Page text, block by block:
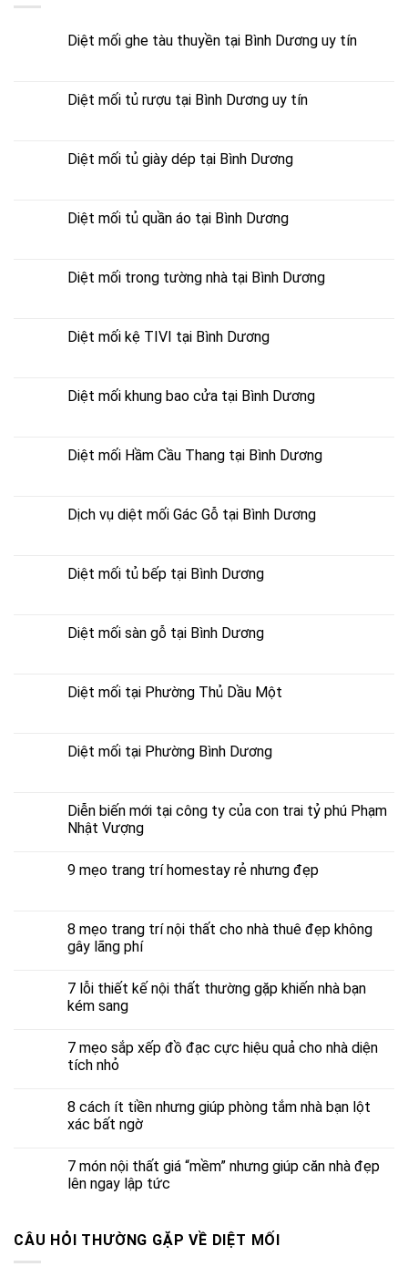
Diệt mối ghe tàu thuyền tại Bình Dương uy tín
Diệt mối tủ rượu tại Bình Dương uy tín
Diệt mối tủ giày dép tại Bình Dương
Diệt mối tủ quần áo tại Bình Dương
Diệt mối trong tường nhà tại Bình Dương
Diệt mối kệ TIVI tại Bình Dương
Diệt mối khung bao cửa tại Bình Dương
Diệt mối Hầm Cầu Thang tại Bình Dương
Dịch vụ diệt mối Gác Gỗ tại Bình Dương
Diệt mối tủ bếp tại Bình Dương
Diệt mối sàn gỗ tại Bình Dương
Diệt mối tại Phường Thủ Dầu Một
Diệt mối tại Phường Bình Dương
Diễn biến mới tại công ty của con trai tỷ phú Phạm
Nhật Vượng
9 mẹo trang trí homestay rẻ nhưng đẹp
8 mẹo trang trí nội thất cho nhà thuê đẹp không
gây lãng phí
7 lỗi thiết kế nội thất thường gặp khiến nhà bạn
kém sang
7 mẹo sắp xếp đồ đạc cực hiệu quả cho nhà diện
tích nhỏ
8 cách ít tiền nhưng giúp phòng tắm nhà bạn lột
xác bất ngờ
7 món nội thất giá “mềm” nhưng giúp căn nhà đẹp
lên ngay lập tức
CÂU HỎI THƯỜNG GẶP VỀ DIỆT MỐI